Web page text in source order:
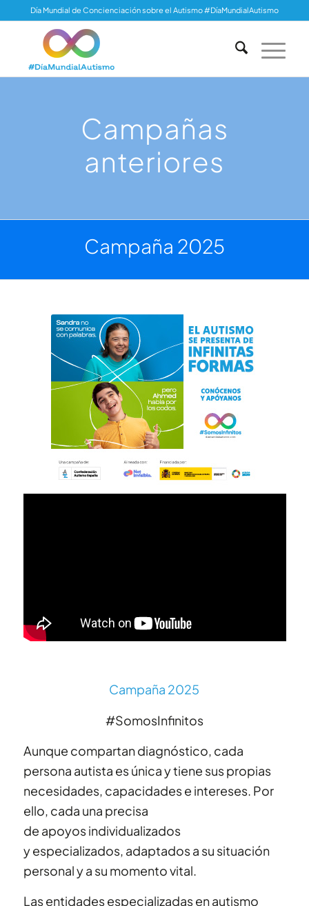
Día Mundial de Concienciación sobre el Autismo #DíaMundialAutismo
Campañas
anteriores
Campaña 2025
Campaña 2025
#SomosInfinitos
Aunque compartan diagnóstico, cada
persona autista es única y tiene sus propias
necesidades, capacidades e intereses. Por
ello, cada una precisa
de apoyos individualizados
y especializados, adaptados a su situación
personal y a su momento vital.
Las entidades especializadas en autismo